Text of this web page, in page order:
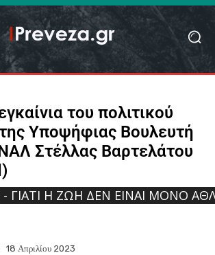
του πολιτικού
Υποψήφιας Βουλευτή
Στέλλας Βαρτελάτου
- ΓΙΑΤΊ Η ΖΩΉ ΔΕΝ ΕΊΝΑΙ ΜΌΝΟ
18 Απριλίου 2023